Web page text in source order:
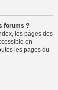
forums ?
les pages des
en
les pages du